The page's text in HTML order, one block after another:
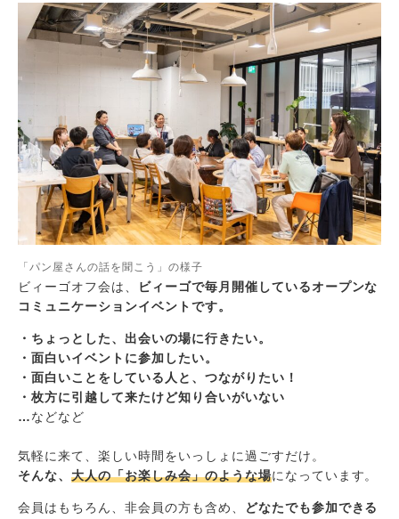
「パン屋さんの話を聞こう」の様子
ビィーゴオフ会は、
ビィーゴで毎月開催しているオープンな
コミュニケーションイベントです。
・ちょっとした、出会いの場に行きたい。
・面白いイベントに参加したい。
・面白いことをしている人と、つながりたい！
・枚方に引越して来たけど知り合いがいない
…などなど
気軽に来て、楽しい時間をいっしょに過ごすだけ。
そんな、 大人の「お楽しみ会」のような場になっています。
会員はもちろん、非会員の方も含め、
どなたでも参加できる